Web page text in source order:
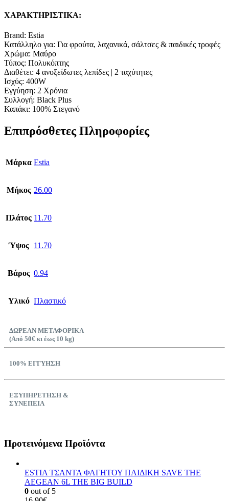
ΧΑΡΑΚΤΗΡΙΣΤΙΚΑ:
Brand: Estia
Κατάλληλο για: Για φρούτα, λαχανικά, σάλτσες & παιδικές τροφές
Χρώμα: Μαύρο
Τύπος: Πολυκόπτης
Διαθέτει: 4 ανοξείδωτες λεπίδες | 2 ταχύτητες
Ισχύς: 400W
Εγγύηση: 2 Χρόνια
Συλλογή: Black Plus
Καπάκι: 100% Στεγανό
Επιπρόσθετες Πληροφορίες
Μάρκα Estia
Μήκος 26.00
Πλάτος 11.70
Ύψος 11.70
Βάρος 0.94
Υλικό Πλαστικό
ΔΩΡΕΑΝ ΜΕΤΑΦΟΡΙΚΑ
(Από 50€ κι έως 10 kg)
100% ΕΓΓΥΗΣΗ
ΕΞΥΠΗΡΕΤΗΣΗ &
ΣΥΝΕΠΕΙΑ
Προτεινόμενα Προϊόντα
ESTIA ΤΣΑΝΤΑ ΦΑΓΗΤΟΥ ΠΑΙΔΙΚΗ SAVE THE
AEGEAN 6L THE BIG BUILD
0 out of 5